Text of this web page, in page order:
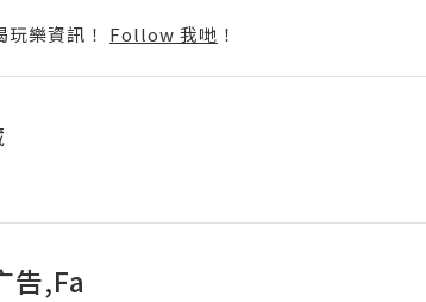
樂資訊！ Follow 我哋 ！
告,Fa